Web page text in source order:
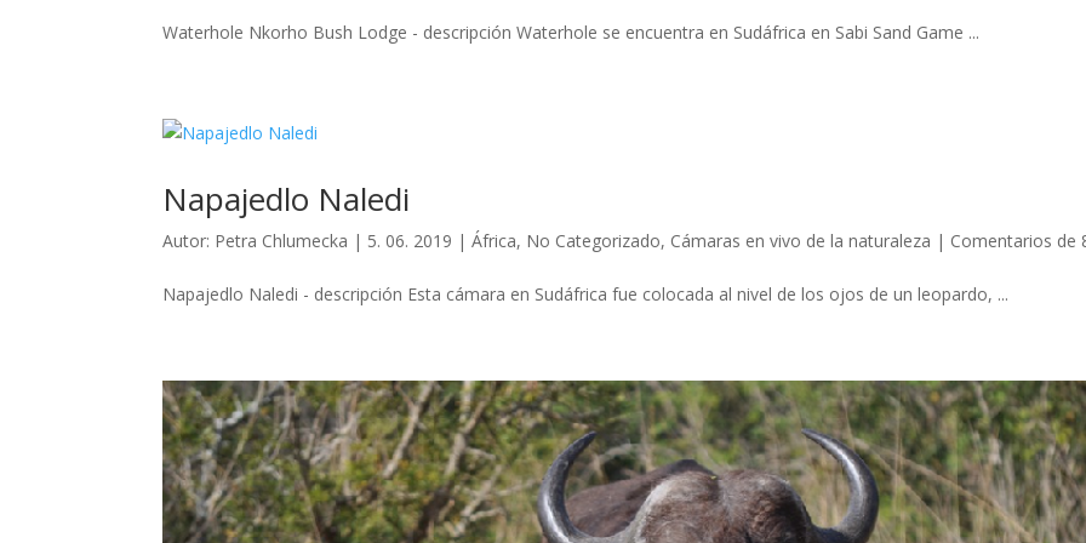
Waterhole Nkorho Bush Lodge - descripción Waterhole se encuentra en Sudáfrica en Sabi Sand Game ...
Napajedlo Naledi
Autor: Petra Chlumecka | 5. 06. 2019 |África, No Categorizado, Cámaras en vivo de la naturaleza | Comentarios de
Napajedlo Naledi - descripción Esta cámara en Sudáfrica fue colocada al nivel de los ojos de un leopardo, ...